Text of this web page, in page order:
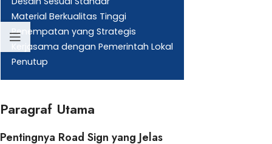
Material Berkualitas Tinggi
Penempatan yang Strategis
Kerjasama dengan Pemerintah Lokal
Penutup
Paragraf Utama
Pentingnya Road Sign yang Jelas